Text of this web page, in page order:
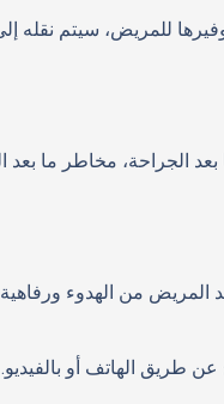
للمريض، سيتم نقله
الجراحة، مخاطر ما بعد
الجراحة للمريض. يتم إجراء هذه العلاجات في فندق 5 نجوم
طريق الهاتف أو بالفيديو.